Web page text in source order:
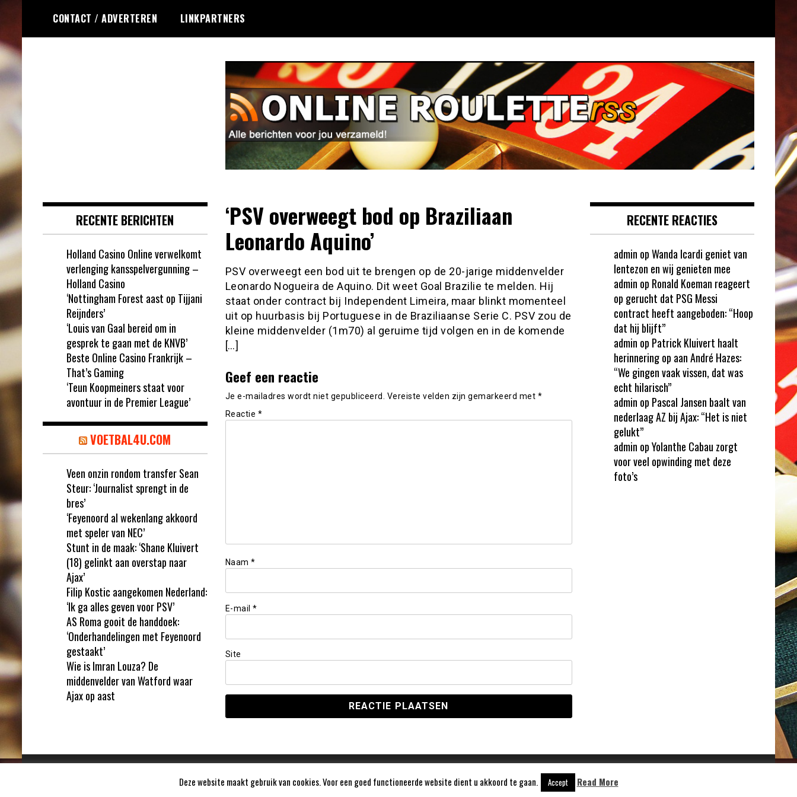
de
inhoud
CONTACT / ADVERTEREN LINKPARTNERS
‘PSV overweegt bod op Braziliaan
Leonardo Aquino’
PSV overweegt een bod uit te brengen op de 20-jarige middenvelder
Leonardo Nogueira de Aquino. Dit weet Goal Brazilie te melden. Hij
staat onder contract bij Independent Limeira, maar blinkt momenteel
uit op huurbasis bij Portuguese in de Braziliaanse Serie C. PSV zou de
kleine middenvelder (1m70) al geruime tijd volgen en in de komende
[…]
Geef een reactie
Je e-mailadres wordt niet gepubliceerd. Vereiste velden zijn gemarkeerd met *
Reactie *
Naam *
E-mail *
Site
RECENTE BERICHTEN
Holland Casino Online verwelkomt
verlenging kansspelvergunning –
Holland Casino
‘Nottingham Forest aast op Tijjani
Reijnders’
‘Louis van Gaal bereid om in
gesprek te gaan met de KNVB’
Beste Online Casino Frankrijk –
That’s Gaming
‘Teun Koopmeiners staat voor
avontuur in de Premier League’
VOETBAL4U.COM
Veen onzin rondom transfer Sean
Steur: ‘Journalist sprengt in de
bres’
‘Feyenoord al wekenlang akkoord
met speler van NEC’
Stunt in de maak: ‘Shane Kluivert
(18) gelinkt aan overstap naar
Ajax’
Filip Kostic aangekomen Nederland:
‘Ik ga alles geven voor PSV’
AS Roma gooit de handdoek:
‘Onderhandelingen met Feyenoord
gestaakt’
Wie is Imran Louza? De
middenvelder van Watford waar
Ajax op aast
RECENTE REACTIES
admin opWanda Icardi geniet van
lentezon en wij genieten mee
admin op Ronald Koeman reageert
op gerucht dat PSG Messi
contract heeft aangeboden: “Hoop
dat hij blijft”
admin op Patrick Kluivert haalt
herinnering op aan André Hazes:
“We gingen vaak vissen, dat was
echt hilarisch”
admin op Pascal Jansen baalt van
nederlaag AZ bij Ajax: “Het is niet
gelukt”
admin opYolanthe Cabau zorgt
voor veel opwinding met deze
foto’s
Deze website maakt gebruik van cookies. Voor een goed functioneerde website dient u akkoord te gaan. Accept Read More